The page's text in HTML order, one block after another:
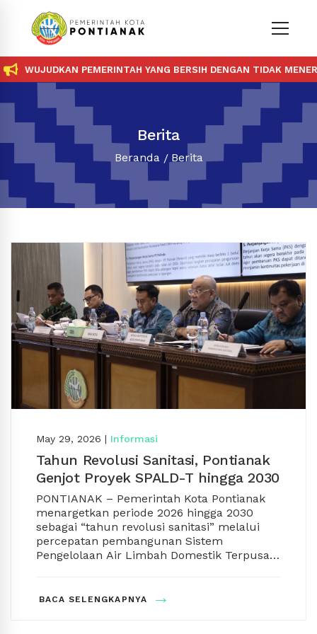
PEMERINTAH YANG BERSIH DENGAN TIDAK MENERIMA
Berita
Beranda Berita
May 29, 2026 | Informasi
Tahun Revolusi Sanitasi, Pontianak
Genjot Proyek SPALD-T hingga 2030
PONTIANAK – Pemerintah Kota Pontianak
menargetkan periode 2026 hingga 2030
sebagai “tahun revolusi sanitasi” melalui
percepatan pembangunan Sistem
Pengelolaan Air Limbah Domestik Terpusat
mengubah perilaku masyarakat terhadap
Perencanaan Pembangunan, Riset dan
BACA SELENGKAPNYA →